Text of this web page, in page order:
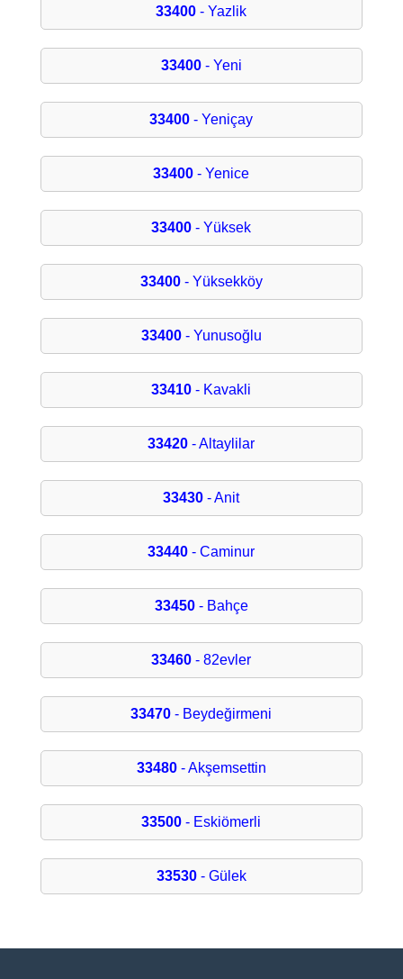
33400 - Yazlik
33400- Yeni
33400 - Yeniçay
33400 - Yenice
33400 - Yüksek
33400- Yüksekköy
33400- Yunusoğlu
33410 - Kavakli
33420 - Altaylilar
33430 - Anit
33440 - Caminur
33450- Bahçe
33460 - 82evler
33470 - Beydeğirmeni
33480- Akşemsettin
33500 - Eskiömerli
33530- Gülek